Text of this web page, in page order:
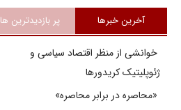
آخرین خبرها پر بازدیدترین ها
خوانشی از منظر اقتصاد سیاسی و
ژئوپلیتیک کریدورها
«محاصره در برابر محاصره»